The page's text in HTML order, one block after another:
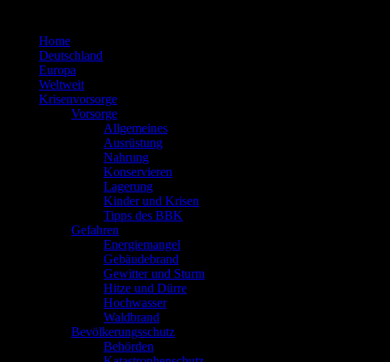
springenHome
Deutschland
Europa
Weltweit
Krisenvorsorge
Vorsorge
Allgemeines
Ausrüstung
Nahrung
Konservieren
Lagerung
Kinder und Krisen
Tipps des BBK
Gefahren
Energiemangel
Gebäudebrand
Gewitter und Sturm
Hitze und Dürre
Hochwasser
Waldbrand
Bevölkerungsschutz
Behörden